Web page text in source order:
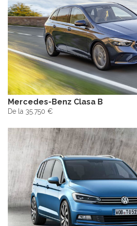
Mercedes-Benz Clasa B
De la 35.750 €